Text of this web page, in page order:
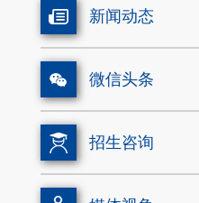
新闻动态
微信头条
招生咨询